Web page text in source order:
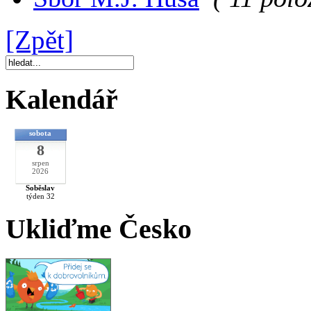
[Zpět]
Kalendář
sobota
8
srpen
2026
Soběslav
týden 32
Ukliďme Česko